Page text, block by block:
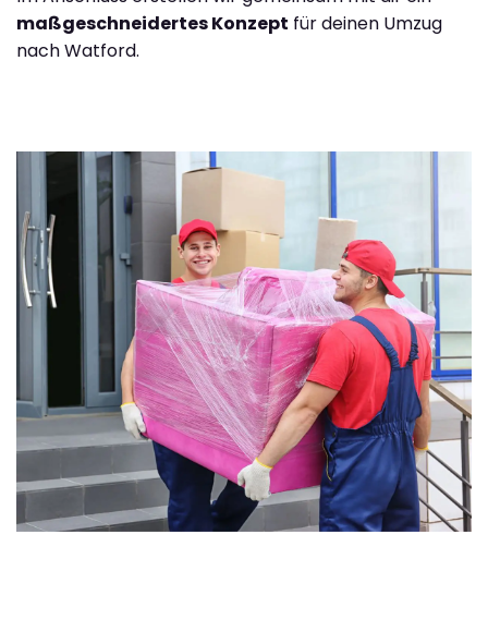
maßgeschneidertes Konzept für deinen Umzug
nach Watford.